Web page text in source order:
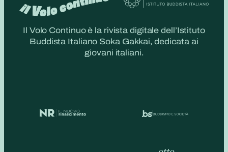
Il Volo Continuo è la rivista digitale dell’Istituto
Buddista Italiano Soka Gakkai, dedicata ai
giovani italiani.